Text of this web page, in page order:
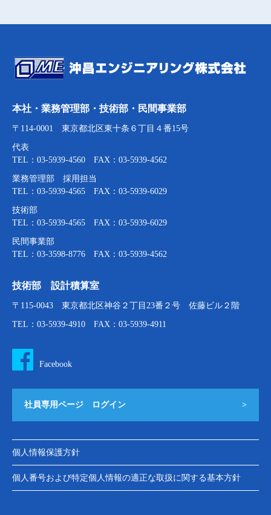
本社・業務管理部・技術部・民間事業部
〒114-0001 東京都北区東十条６丁目４番15号
代表
TEL：03-5939-4560 FAX：03-5939-4562
業務管理部 採用担当
TEL：03-5939-4565 FAX：03-5939-6029
技術部
TEL：03-5939-4565 FAX：03-5939-6029
民間事業部
TEL：03-3598-8776 FAX：03-5939-4562
技術部 設計積算室
〒115-0043 東京都北区神谷２丁目23番２号 佐藤ビル２階
TEL：03-5939-4910 FAX：03-5939-4911
Facebook
社員専用ページ ログイン >
個人情報保護方針
個人番号および特定個人情報の適正な取扱に関する基本方針